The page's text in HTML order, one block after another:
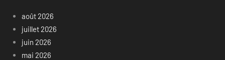
août 2026
juillet 2026
juin 2026
mai 2026